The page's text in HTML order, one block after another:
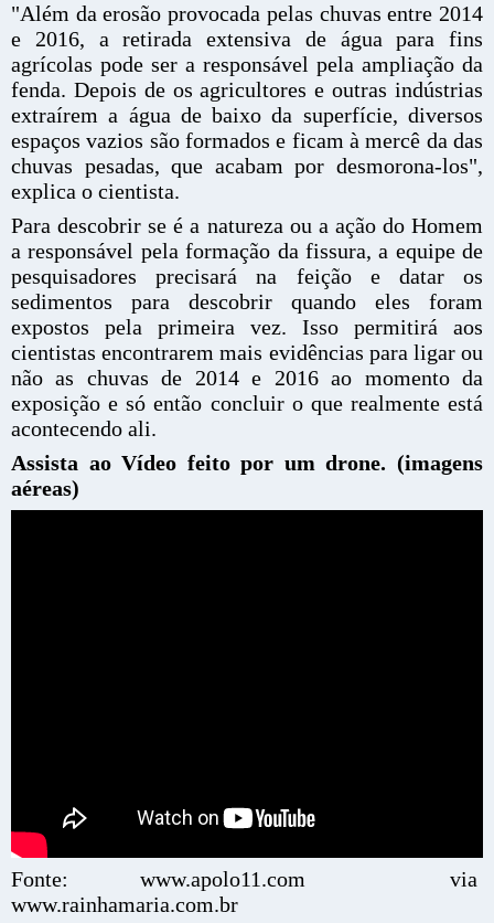
"Além da erosão provocada pelas chuvas entre 2014
e 2016, a retirada extensiva de água para fins
agrícolas pode ser a responsável pela ampliação da
fenda. Depois de os agricultores e outras indústrias
extraírem a água de baixo da superfície, diversos
espaços vazios são formados e ficam à mercê da das
chuvas pesadas, que acabam por desmorona-los",
explica o cientista.
Para descobrir se é a natureza ou a ação do Homem
a responsável pela formação da fissura, a equipe de
pesquisadores precisará na feição e datar os
sedimentos para descobrir quando eles foram
expostos pela primeira vez. Isso permitirá aos
cientistas encontrarem mais evidências para ligar ou
não as chuvas de 2014 e 2016 ao momento da
exposição e só então concluir o que realmente está
acontecendo ali.
Assista ao Vídeo feito por um drone. (imagens
aéreas)
Fonte: www.apolo11.com via
www.rainhamaria.com.br